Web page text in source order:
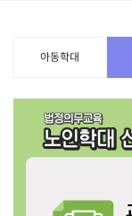
아동학대